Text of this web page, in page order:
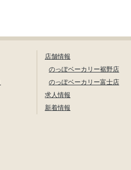
店舗情報
のっぽベーカリー裾野店
のっぽベーカリー富士店
求人情報
新着情報